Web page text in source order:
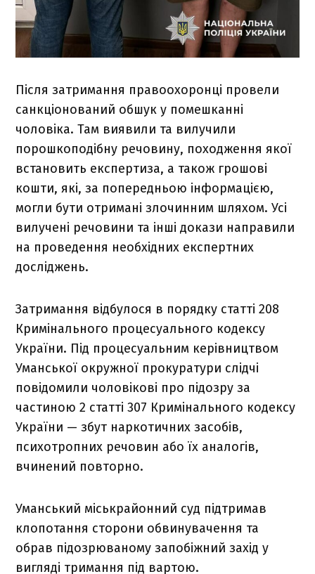
Після затримання правоохоронці провели
санкціонований обшук у помешканні
чоловіка. Там виявили та вилучили
порошкоподібну речовину, походження якої
встановить експертиза, а також грошові
кошти, які, за попередньою інформацією,
могли бути отримані злочинним шляхом. Усі
вилучені речовини та інші докази направили
на проведення необхідних експертних
досліджень.
Затримання відбулося в порядку статті 208
Кримінального процесуального кодексу
України. Під процесуальним керівництвом
Уманської окружної прокуратури слідчі
повідомили чоловікові про підозру за
частиною 2 статті 307 Кримінального кодексу
України — збут наркотичних засобів,
психотропних речовин або їх аналогів,
вчинений повторно.
Уманський міськрайонний суд підтримав
клопотання сторони обвинувачення та
обрав підозрюваному запобіжний захід у
вигляді тримання під вартою.